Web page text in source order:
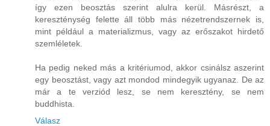
így ezen beosztás szerint alulra kerül. Másrészt, a
kereszténység felette áll több más nézetrendszernek is,
mint például a materializmus, vagy az erőszakot hirdető
szemléletek.
Ha pedig neked más a kritériumod, akkor csinálsz aszerint
egy beosztást, vagy azt mondod mindegyik ugyanaz. De az
már a te verziód lesz, se nem keresztény, se nem
buddhista.
Válasz